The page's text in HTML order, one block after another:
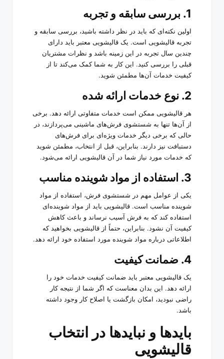
1. بررسی سابقه و تجربه
اولین نکته‌ای که باید در نظر داشته باشید، بررسی سابقه و
تجربه قالیشویی است. یک قالیشویی معتبر باید دارای
چندین سال تجربه در این زمینه باشد و نظرات مشتریان
قبلی را بررسی کنید. این کار به شما کمک می‌کند تا از
کیفیت خدمات آن‌ها مطمئن شوید.
2. نوع خدمات ارائه شده
هر قالیشویی ممکن است خدمات متفاوتی ارائه دهد. برخی
از آن‌ها تنها به شستشوی فرش‌های ماشینی می‌پردازند، در
حالی که برخی دیگر خدمات ویژه‌ای برای فرش‌های
دستبافت نیز دارند. بنابراین، قبل از انتخاب، مطمئن شوید
که خدمات مورد نیاز شما در آن قالیشویی ارائه می‌شود.
3. استفاده از مواد شوینده مناسب
یکی از عوامل مهم در شستشوی فرش، استفاده از مواد
شوینده مناسب است. قالیشویی باید از مواد شوینده‌ای
استفاده کند که به فرش آسیب نرساند و باعث کاهش
کیفیت آن نشود. بنابراین، حتماً از قالیشویی بخواهید که
اطلاعاتی درباره مواد شوینده مورد استفاده خود ارائه دهد.
4. ضمانت کیفیت
یک قالیشویی معتبر باید ضمانت کیفیت خدمات خود را
ارائه دهد. این بدان معناست که اگر شما از نتیجه کار
راضی نبودید، امکان بازگشت یا اصلاح کار وجود داشته
باشد.
بایدها و نبایدها در انتخاب
قالیشویی